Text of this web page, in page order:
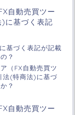
自動売買ツー
に基づく表記
基づく表記が記載
？
（FX自動売買ツ
法(特商法)に基づ
？
自動売買ツー